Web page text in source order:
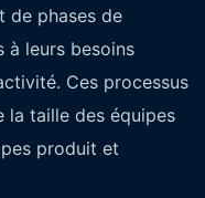
de phases de
à leurs besoins
Ces processus
la taille des équipes
produit et